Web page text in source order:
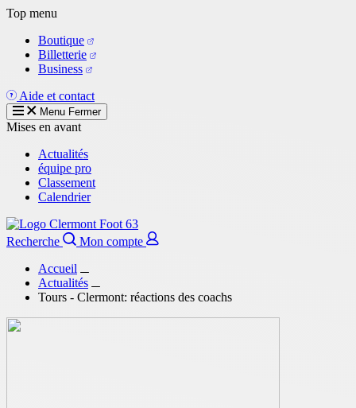
Aller
contenu
principal
Top menu
Boutique
Billetterie
Business
Aide et contact
Menu Fermer
Mises en avant
Actualités
équipe pro
Classement
Calendrier
Recherche
Mon compte
Accueil
Actualités
Tours - Clermont: réactions des coachs